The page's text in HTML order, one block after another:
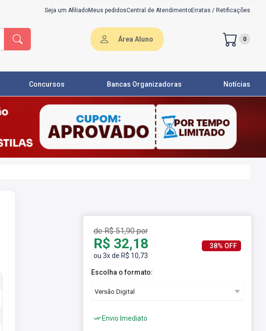
Seja um AfiliadoMeus pedidosCentral de AtendimentoErratas / Retificações
Área Aluno 0
Concursos Bancas Organizadoras Notícias
de R$ 51,90 por
R$ 32,18
ou 3x de R$ 10,73
38% OFF
Escolha o formato:
Envio Imediato